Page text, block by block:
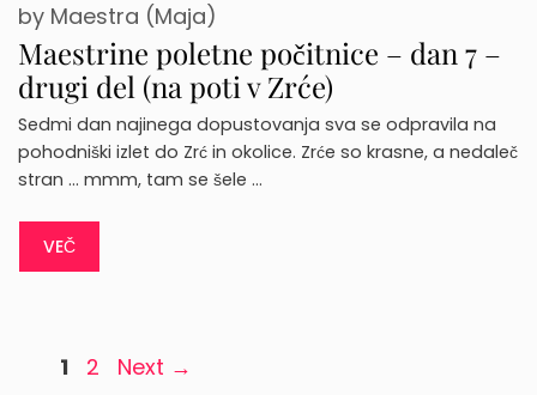
Maestrine poletne počitnice – dan 7 –
drugi del (na poti v Zrće)
by Maestra (Maja)
Sedmi dan najinega dopustovanja sva se odpravila na
pohodniški izlet do Zrć in okolice. Zrće so krasne, a nedaleč
stran … mmm, tam se šele …
VEČ
Page
1 Page
2 Next →